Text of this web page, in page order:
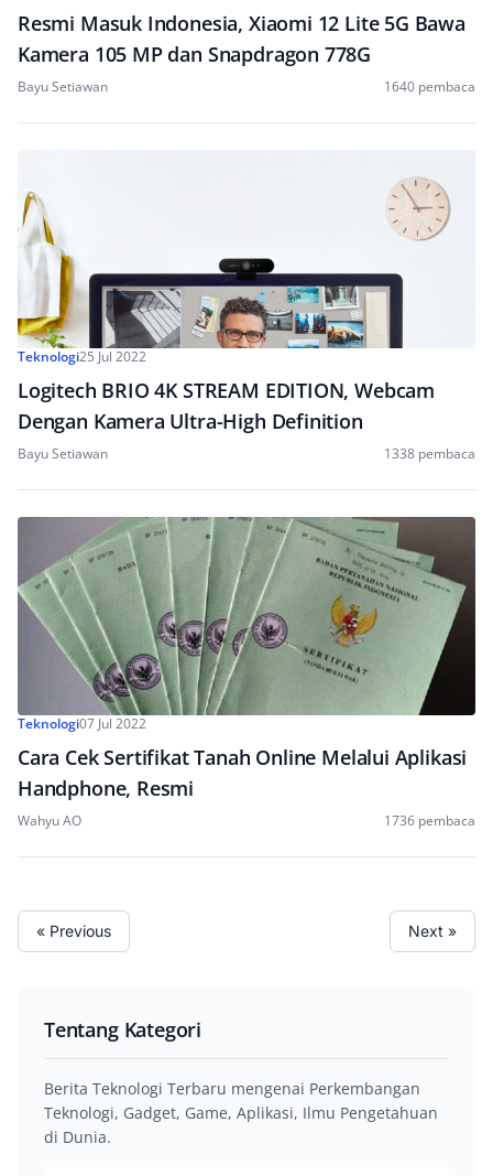
Resmi Masuk Indonesia, Xiaomi 12 Lite 5G Bawa
Kamera 105 MP dan Snapdragon 778G
Bayu Setiawan 1640 pembaca
Teknologi25 Jul 2022
Logitech BRIO 4K STREAM EDITION, Webcam
Dengan Kamera Ultra-High Definition
Bayu Setiawan 1338 pembaca
Teknologi07 Jul 2022
Cara Cek Sertifikat Tanah Online Melalui Aplikasi
Handphone, Resmi
Wahyu AO 1736 pembaca
« Previous Next »
Tentang Kategori
Berita Teknologi Terbaru mengenai Perkembangan
Teknologi, Gadget, Game, Aplikasi, Ilmu Pengetahuan
di Dunia.